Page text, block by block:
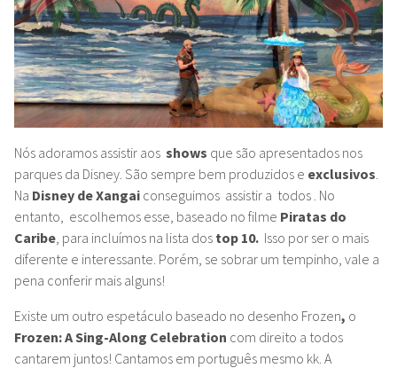
Nós adoramos assistir aos shows que são apresentados nos
parques da Disney. São sempre bem produzidos e exclusivos
Na Disney de Xangai conseguimos assistir a todos . No
entanto, escolhemos esse, baseado no filme Piratas do
Caribe , para incluímos na lista dos top 10. Isso por ser o mais
diferente e interessante. Porém, se sobrar um tempinho, vale a
pena conferir mais alguns!
Existe um outro espetáculo baseado no desenho Frozen, o
Frozen: A Sing-Along Celebration com direito a todos
cantarem juntos! Cantamos em português mesmo kk. A